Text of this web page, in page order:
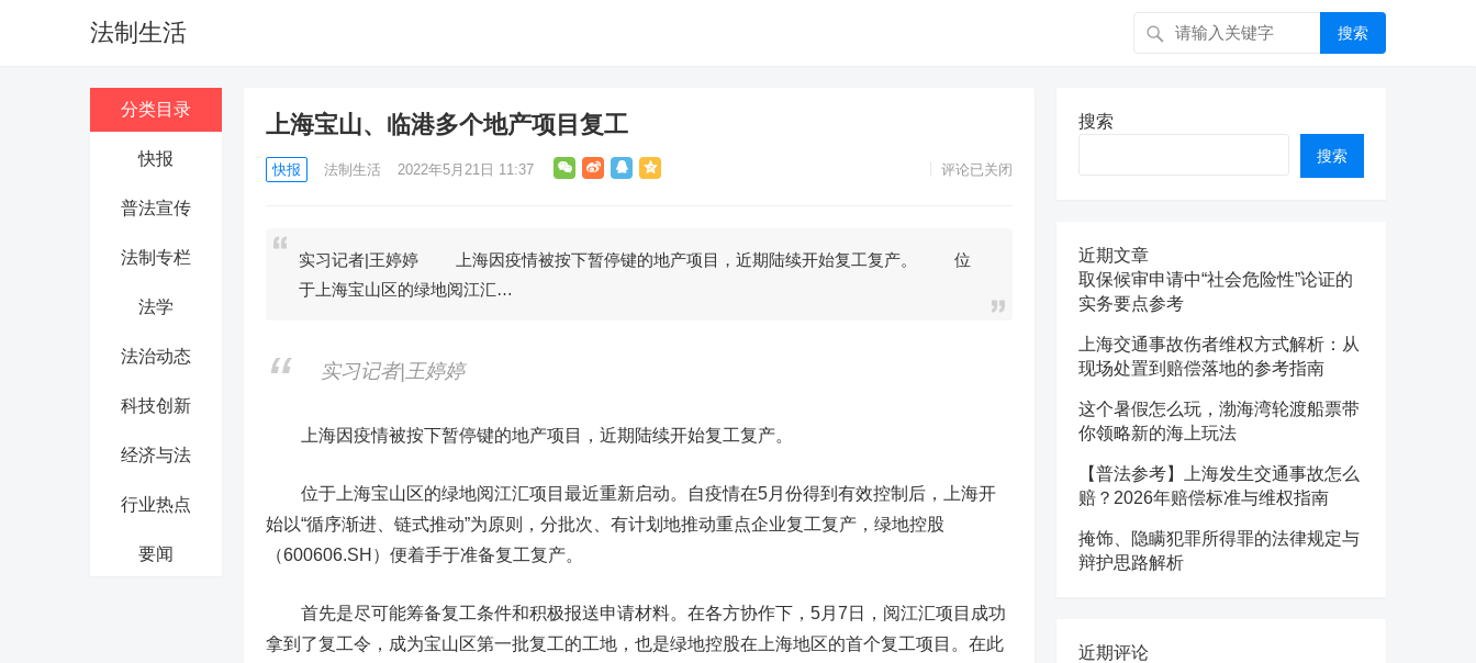
法制生活 搜索
分类目录
快报
普法宣传
法制专栏
法学
法治动态
科技创新
经济与法
行业热点
要闻
上海宝山、临港多个地产项目复工
快报 法制生活 2022年5月21日 11:37 评论已关闭
实习记者|王婷婷 上海因疫情被按下暂停键的地产项目，近期陆续开始复工复产。 位
于上海宝山区的绿地阅江汇…
实习记者|王婷婷
上海因疫情被按下暂停键的地产项目，近期陆续开始复工复产。
位于上海宝山区的绿地阅江汇项目最近重新启动。自疫情在5月份得到有效控制后，上海开
始以“循序渐进、链式推动”为原则，分批次、有计划地推动重点企业复工复产， 绿地控股
（600606.SH）便着手于准备复工复产。
首先是尽可能筹备复工条件和积极报送申请材料。在各方协作下，5月7日，阅江汇项目成功
拿到了复工令，成为宝山区第一批复工的工地，也是绿地控股在上海地区的首个复工项目。在此
搜索
搜索
近期文章
取保候审申请中“社会危险性”论证的
实务要点参考
上海交通事故伤者维权方式解析：从
现场处置到赔偿落地的参考指南
这个暑假怎么玩，渤海湾轮渡船票带
你领略新的海上玩法
【普法参考】上海发生交通事故怎么
赔？2026年赔偿标准与维权指南
掩饰、隐瞒犯罪所得罪的法律规定与
辩护思路解析
近期评论